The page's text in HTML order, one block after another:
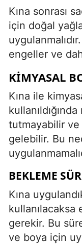
Kına sonrası
için doğal
engeller ve
KIMYASAL
Kına ile
tutmayabilir
gelebilir. Bu
BEKLEME
Kına
gerekir. Bu
ve boya için